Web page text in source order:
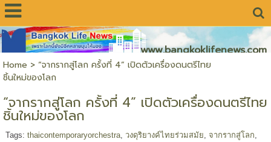
www.bangkoklifenews.com
Home > “จากรากสู่โลก ครั้งที่ 4” เปิดตัวเครื่องดนตรีไทย
ชิ้นใหม่ของโลก
“จากรากสู่โลก ครั้งที่ 4” เปิดตัวเครื่องดนตรีไทย
ชิ้นใหม่ของโลก
Tags: thaicontemporaryorchestra, วงดุริยางค์ไทยร่วมสมัย จากรากสู่โลก